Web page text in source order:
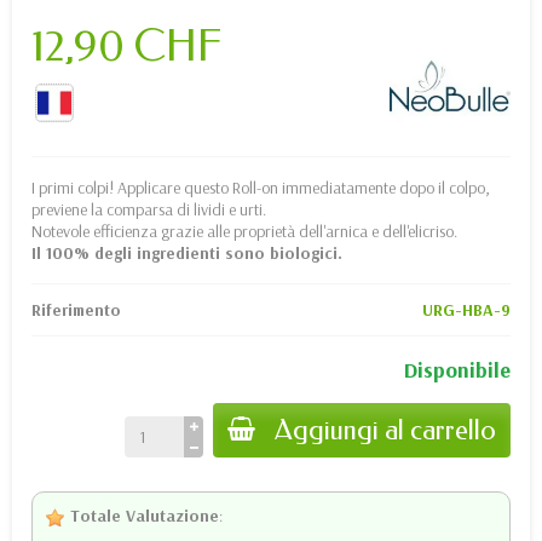
12,90 CHF
I primi colpi! Applicare questo Roll-on immediatamente dopo il colpo,
previene la comparsa di lividi e urti.
Notevole efficienza grazie alle proprietà dell'arnica e dell'elicriso.
Il 100% degli ingredienti sono biologici.
Riferimento URG-HBA-9
Disponibile
Aggiungi al carrello
Totale Valutazione: